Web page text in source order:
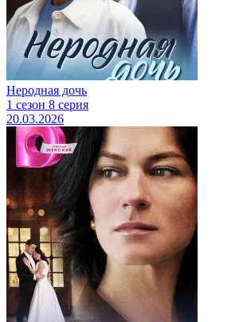
Неродная дочь
1 сезон 8 серия
20.03.2026